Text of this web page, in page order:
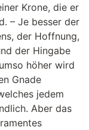
Krone, die er
– Je besser der
der Hoffnung,
der Hingabe
höher wird
Gnade
jedem
Aber das